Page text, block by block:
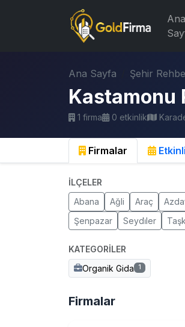
Ana
Ana Sayfa Şehir
Kastamonu
1 firma 0 etkinlik
Firmalar
İLÇELER
Abana
Ağli Araç
Şenpazar
Seydi̇ler
KATEGORILER
Organik Gida
1
Firmalar